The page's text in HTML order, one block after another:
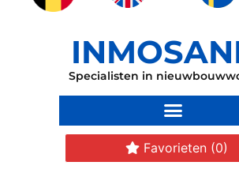
Specialisten in
Favorieten (0)